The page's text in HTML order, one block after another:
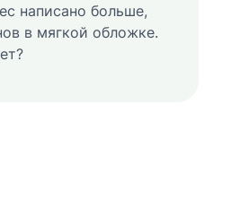
написано больше,
в мягкой обложке.